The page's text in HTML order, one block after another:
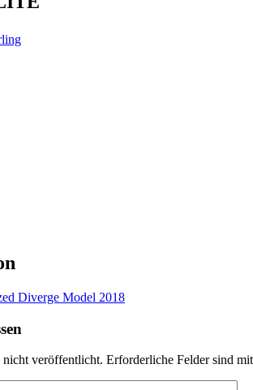
Diverge Model 2018
veröffentlicht. Erforderliche Felder sind mit